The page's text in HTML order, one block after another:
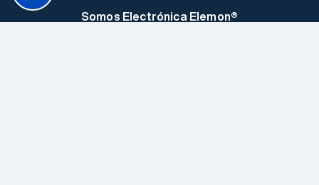
Somos Electrónica Elemon®